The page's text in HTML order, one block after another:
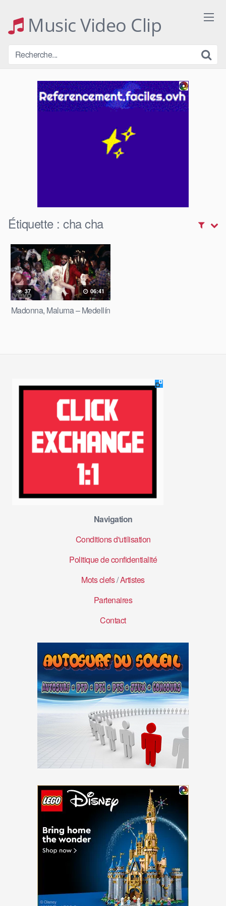
contentMusic Video Clip
Étiquette : cha cha
37 06:41
Madonna, Maluma – Medellín
Navigation
Conditions d'utilisation
Politique de confidentialité
Mots clefs/Artistes
Partenaires
Contact